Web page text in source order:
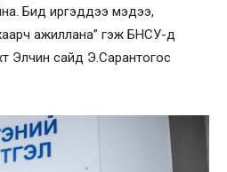
Бид иргэддээ мэдээ,
ажиллана” гэж БНСУ-д
Элчин сайд Э.Сарантогос